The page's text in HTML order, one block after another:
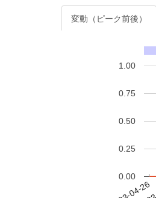
変動（ピーク前後）
0.00
0.25
0.50
0.75
1.00